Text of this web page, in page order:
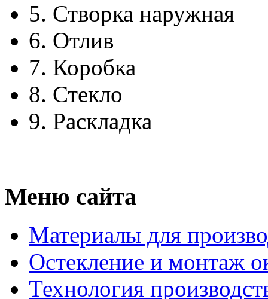
5. Створка наружная
6. Отлив
7. Коробка
8. Стекло
9. Раскладка
Меню сайта
Материалы для
Остекление и монтаж
Технология